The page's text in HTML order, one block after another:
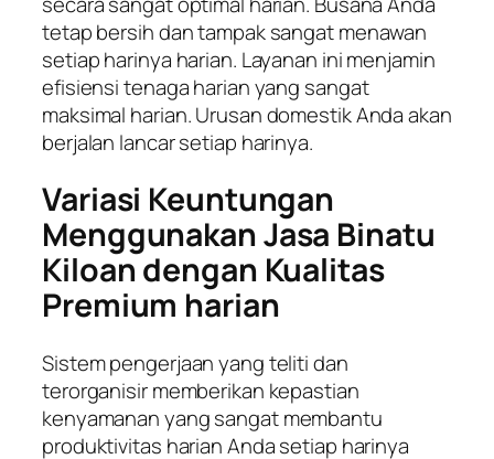
tetap bersih dan tampak sangat menawan
setiap harinya harian. Layanan ini menjamin
efisiensi tenaga harian yang sangat
maksimal harian. Urusan domestik Anda akan
berjalan lancar setiap harinya.
Variasi Keuntungan
Menggunakan Jasa Binatu
Kiloan dengan Kualitas
Premium harian
Sistem pengerjaan yang teliti dan
terorganisir memberikan kepastian
kenyamanan yang sangat membantu
produktivitas harian Anda setiap harinya